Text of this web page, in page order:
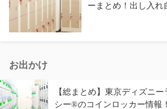
ーまとめ！出し入れ
お出かけ
【総まとめ】東京ディズニ
シー®のコインロッカー情報